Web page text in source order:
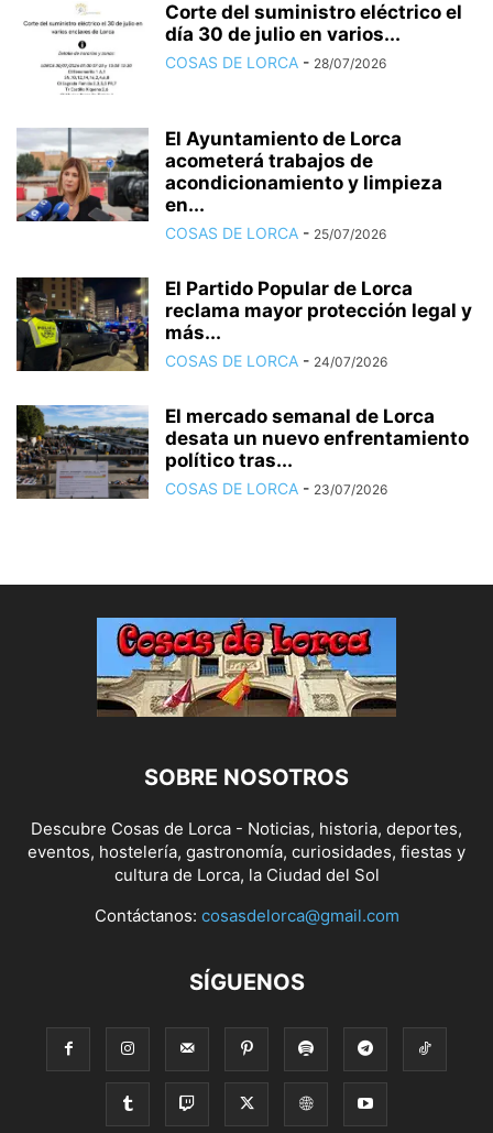
Corte del suministro eléctrico el
día 30 de julio en varios...
COSAS DE LORCA - 28/07/2026
El Ayuntamiento de Lorca
acometerá trabajos de
acondicionamiento y limpieza
en...
COSAS DE LORCA - 25/07/2026
El Partido Popular de Lorca
reclama mayor protección legal y
más...
COSAS DE LORCA - 24/07/2026
El mercado semanal de Lorca
desata un nuevo enfrentamiento
político tras...
COSAS DE LORCA - 23/07/2026
SOBRE NOSOTROS
Descubre Cosas de Lorca - Noticias, historia, deportes,
eventos, hostelería, gastronomía, curiosidades, fiestas y
cultura de Lorca, la Ciudad del Sol
Contáctanos: cosasdelorca@gmail.com
SÍGUENOS